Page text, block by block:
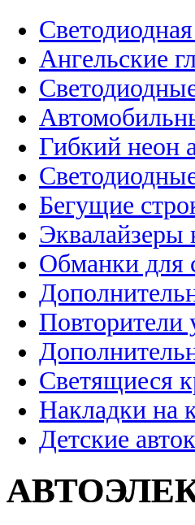
Ангельские
Гибкий неон
Бегущие
Эквалайзеры
Обманки для
Повторители
Светящиеся
Накладки на
Детские